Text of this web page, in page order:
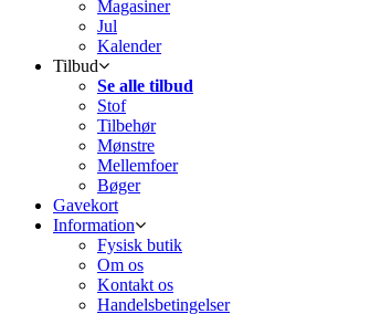
Magasiner
Jul
Kalender
Tilbud
Se alle tilbud
Stof
Tilbehør
Mønstre
Mellemfoer
Bøger
Gavekort
Information
Fysisk butik
Om os
Kontakt os
Handelsbetingelser